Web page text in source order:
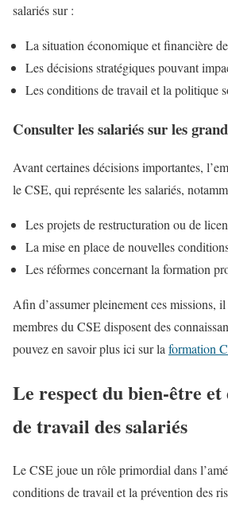
salariés sur :
La situation économique et financière
Les décisions stratégiques pouvant
Les conditions de travail et la politique
Consulter les salariés sur les
Avant certaines décisions importantes,
le CSE, qui représente les salariés,
Les projets de restructuration ou de
La mise en place de nouvelles
Les réformes concernant la formation
Afin d’assumer pleinement ces missions,
membres du CSE disposent des
pouvez en savoir plus ici sur laformation
Le respect du bien-être et
de travail des salariés
Le CSE joue un rôle primordial dans
conditions de travail et la prévention des